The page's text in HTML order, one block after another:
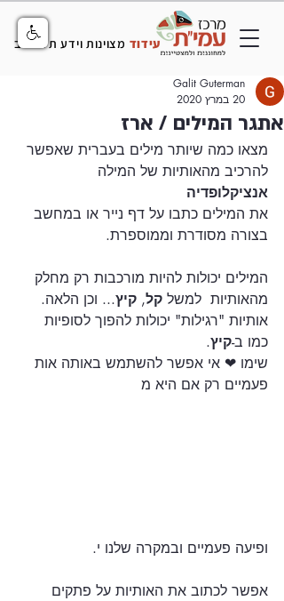
עידוד מצוינות וידע תל אביב
אתגר המילים / ארז
Galit Guterman
20 במרץ 2020
מצאו כמה שיותר מילים בעברית שאפשר
להרכיב מהאותיות של המילה
אנציקלופדיה
את המילים כתבו על דף נייר או במחשב
בצורה מסודרת וממוספרת.
המילים יכולות להיות מורכבות רק מחלק
מהאותיות  למשל קל, קיץ... וכן הלאה.
אותיות "רגילות" יכולות להפוך לסופיות
כמו ב-קיץ.
שימו ❤ אי אפשר להשתמש באותה אות
פעמיים רק אם היא מ
ופיעה פעמיים ובמקרה שלנו י.
אפשר לכתוב את האותיות על פתקים